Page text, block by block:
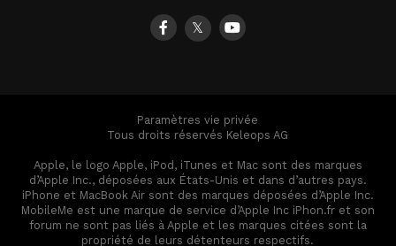
𝕏
Paramètres vie privée
Tous droits réservés Keleops AG
Apple, le logo Apple, iPod, iTunes et Mac sont des marques
d’Apple Inc., déposées aux États-Unis et dans d’autres pays.
iPhone et MacBook Air sont des marques déposées d’Apple Inc.
MobileMe est une marque de service d’Apple Inc iPhon.fr et son
forum ne sont pas liés à Apple et les marques citées sont la
propriété de leurs détenteurs respectifs.